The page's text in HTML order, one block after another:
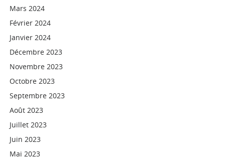
Mars 2024
Février 2024
Janvier 2024
Décembre 2023
Novembre 2023
Octobre 2023
Septembre 2023
Août 2023
Juillet 2023
Juin 2023
Mai 2023